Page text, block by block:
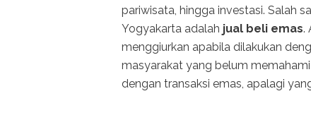
pariwisata, hingga investasi. Salah
Yogyakarta adalah jual beli emas.
menggiurkan apabila dilakukan
masyarakat yang belum
dengan transaksi emas, apalagi